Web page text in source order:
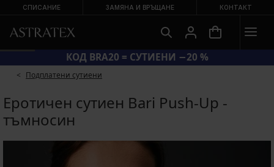
СПИСАНИЕ ЗАМЯНА И ВРЪЩАНЕ КОНТАКТ
КОД BRA20 = СУТИЕНИ −20 %
Подплатени сутиени
Еротичен сутиен Bari Push-Up -
тъмносин